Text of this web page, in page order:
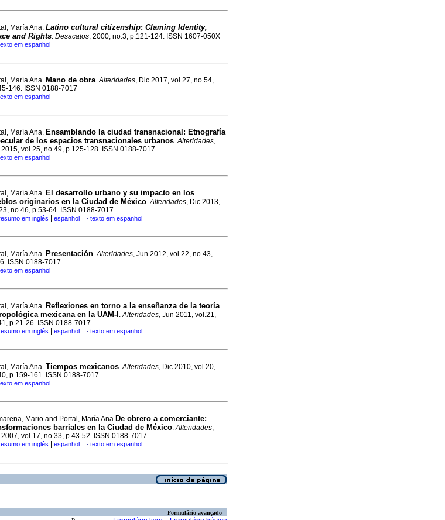
María Ana. Latino cultural citizenship: Claming Identity,
and Rights. Desacatos, 2000, no.3, p.121-124. ISSN 1607-050X
em espanhol
María Ana. Mano de obra.Alteridades, Dic 2017, vol.27, no.54,
146. ISSN 0188-7017
em espanhol
María Ana. Ensamblando la ciudad transnacional : Etnografía
de los espacios transnacionales urbanos.Alteridades,
vol.25, no.49, p.125-128. ISSN 0188-7017
em espanhol
María Ana. El desarrollo urbano y su impacto en los
originarios en la Ciudad de México.Alteridades, Dic 2013,
no.46, p.53-64. ISSN 0188-7017
em inglês espanhol · texto em espanhol
María Ana. Presentación.Alteridades, Jun 2012, vol.22, no.43,
ISSN 0188-7017
em espanhol
María Ana. Reflexiones en torno a la enseñanza de la teoría
mexicana en la UAM-I .Alteridades, Jun 2011, vol.21,
p.21-26. ISSN 0188-7017
em inglês espanhol · texto em espanhol
María Ana. Tiempos mexicanos.Alteridades, Dic 2010, vol.20,
p.159-161. ISSN 0188-7017
em espanhol
Mario and Portal, María Ana De obrero a comerciante:
barriales en la Ciudad de México.Alteridades,
vol.17, no.33, p.43-52. ISSN 0188-7017
em inglês espanhol · texto em espanhol
Formulário avançado